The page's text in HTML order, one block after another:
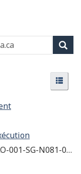
30 de NOVA Gas Transmission Ltd. - Tronçon Elmworth (le pipeline)